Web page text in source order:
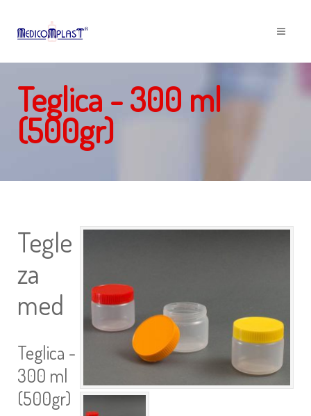
Teglica - 300 ml
(500gr)
Tegle
za
med
Teglica -
300 ml
(500gr)